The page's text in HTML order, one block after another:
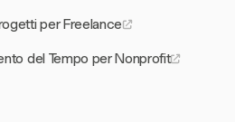
per Freelance
del Tempo per Nonprofit